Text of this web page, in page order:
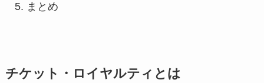
まとめ
チケット・ロイヤルティとは